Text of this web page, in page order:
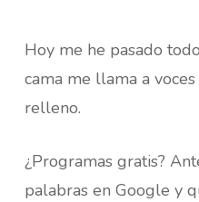
Hoy me he pasado
cama me llama a
relleno.
¿Programas gratis?
palabras en Google y